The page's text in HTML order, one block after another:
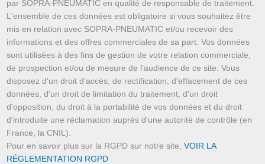
par SOPRA-PNEUMATIC en qualité de responsable de traitement.
L'ensemble de ces données est obligatoire si vous souhaitez être
mis en relation avec SOPRA-PNEUMATIC et/ou recevoir des
informations et des offres commerciales de sa part. Vos données
sont utilisées à des fins de gestion de votre relation commerciale,
de prospection et/ou de mesure de l'audience de ce site. Vous
disposez d'un droit d'accès, de rectification, d'effacement de ces
données, d'un droit de limitation du traitement, d'un droit
d'opposition, du droit à la portabilité de vos données et du droit
d'introduite une réclamation auprès d'une autorité de contrôle (en
France, la CNIL).
Pour en savoir plus sur la RGPD sur notre site,VOIR LA
RÉGLEMENTATION RGPD